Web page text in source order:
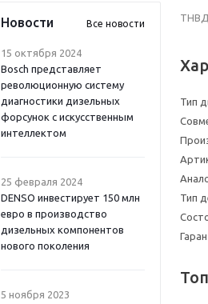
Новости Все новости
15 октября 2024
Bosch представляет
революционную систему
диагностики дизельных
форсунок с искусственным
интеллектом
25 февраля 2024
DENSO инвестирует 150 млн
евро в производство
дизельных компонентов
нового поколения
5 ноября 2023
ТНВД
Тип
Тип